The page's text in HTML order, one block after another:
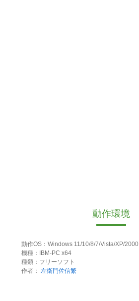
動作環境
動作OS：Windows 11/10/8/7/Vista/XP/2000
機種：IBM-PC x64
種類：フリーソフト
作者： 左衛門佐信繁